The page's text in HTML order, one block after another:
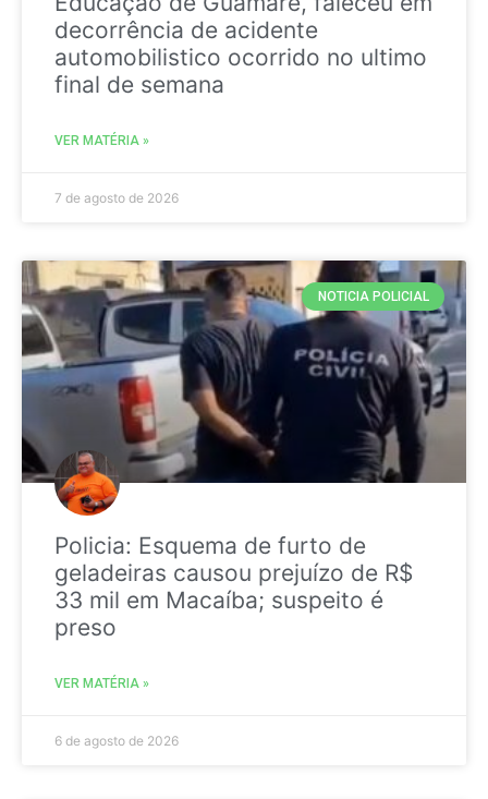
decorrência de acidente
automobilistico ocorrido no ultimo
final de semana
VER MATÉRIA »
7 de agosto de 2026
NOTICIA POLICIAL
Policia: Esquema de furto de
geladeiras causou prejuízo de R$
33 mil em Macaíba; suspeito é
preso
VER MATÉRIA »
6 de agosto de 2026